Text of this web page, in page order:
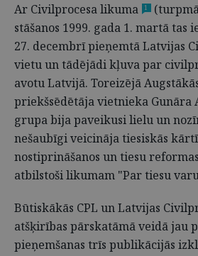
Ar Civilprocesa likuma 1
stāšanos 1999. gada 1. martā tas
27. decembrī pieņemtā Latvijas
vietu un tādējādi kļuva par
avotu Latvijā. Toreizējā
priekšsēdētāja vietnieka Gunāra
grupa bija paveikusi lielu un
nešaubīgi veicināja tiesiskās
nostiprināšanos un tiesu
atbilstoši likumam "Par tiesu
Būtiskākās CPL un Latvijas
atšķirības pārskatāmā veidā jau
pieņemšanas trīs publikācijās